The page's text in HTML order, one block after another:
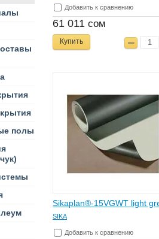
полы
Добавить к сравнению
61 011 сом
Купить
Sikaplan®-15VGWT light
SIKA
Добавить к сравнению